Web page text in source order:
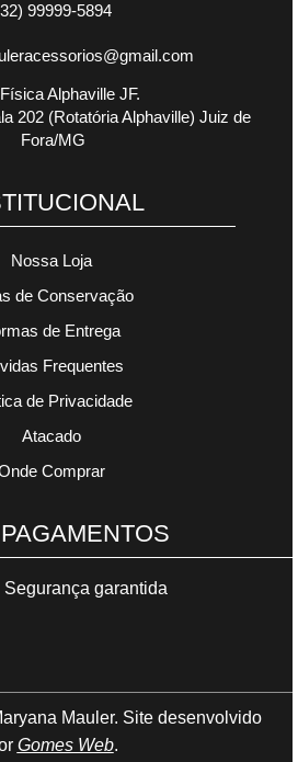
99999-5894
Alphaville JF.
202 (Rotatória Alphaville) Juiz de
Fora/MG
Nossa Loja
de Conservação
de Entrega
Frequentes
de Privacidade
Atacado
Comprar
PAGAMENTOS
Segurança garantida
Mauler. Site desenvolvido
Gomes Web.